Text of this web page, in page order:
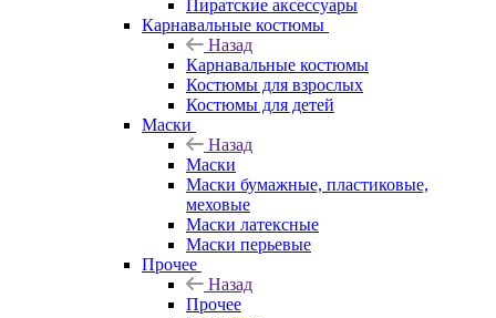
Пиратские аксессуары
Карнавальные костюмы
Назад
Карнавальные костюмы
Костюмы для взрослых
Костюмы для детей
Маски
Назад
Маски
Маски бумажные, пластиковые,
меховые
Маски латексные
Маски перьевые
Прочее
Назад
Прочее